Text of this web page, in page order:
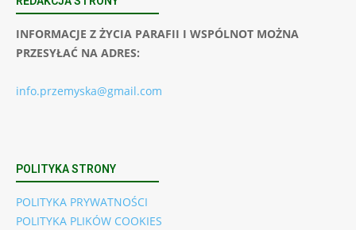
INFORMACJE Z ŻYCIA PARAFII I WSPÓLNOT MOŻNA
PRZESYŁAĆ NA ADRES:
info.przemyska@gmail.com
POLITYKA STRONY
POLITYKA PRYWATNOŚCI
POLITYKA PLIKÓW COOKIES